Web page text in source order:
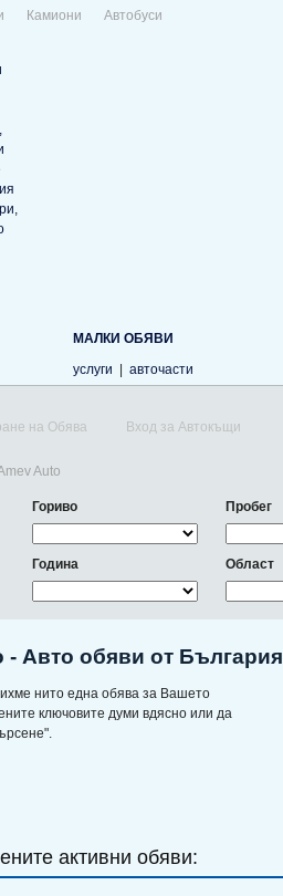
Камиони Автобуси
МАЛКИ ОБЯВИ
услуги
авточасти
на Обява Вход за Автокъщи
Auto
Гориво
Година
Пробег
Област
Авто обяви от България
нито една обява за Вашето
ключовите думи вдясно или да
активни обяви: